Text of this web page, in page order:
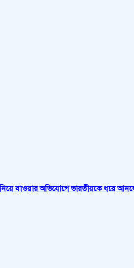
যাওয়ার অভিযোগে ভারতীয়কে ধরে